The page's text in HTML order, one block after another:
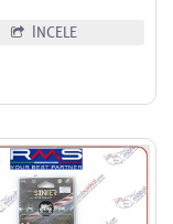
İNCELE